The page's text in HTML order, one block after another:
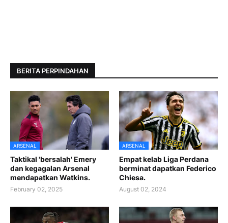
BERITA PERPINDAHAN
ARSENAL
Taktikal 'bersalah' Emery
dan kegagalan Arsenal
mendapatkan Watkins.
February 02, 2025
ARSENAL
Empat kelab Liga Perdana
berminat dapatkan Federico
Chiesa.
August 02, 2024